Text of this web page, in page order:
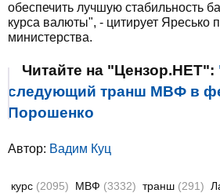
обеспечить лучшую стабильность
курса валюты", - цитирует Яресько
министерства.
Читайте на "Цензор.НЕТ":
следующий транш МВФ в
Порошенко
Автор: Вадим Куц
курс (2095) МВФ (3332) транш (291)